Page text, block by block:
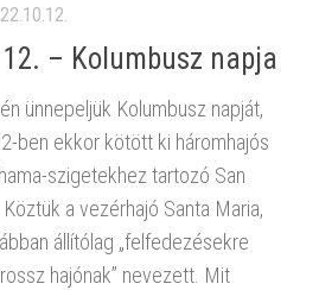
– Kolumbusz napja
ünnepeljük Kolumbusz napját,
ben ekkor kötött ki háromhajós
szigetekhez tartozó San
a vezérhajó Santa Maria,
állítólag „felfedezésekre
hajónak” nevezett. Mit